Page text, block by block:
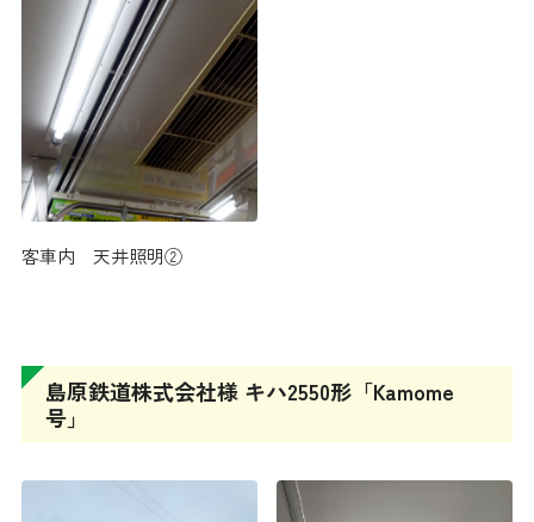
客車内 天井照明②
島原鉄道株式会社様 キハ2550形「Kamome
号」